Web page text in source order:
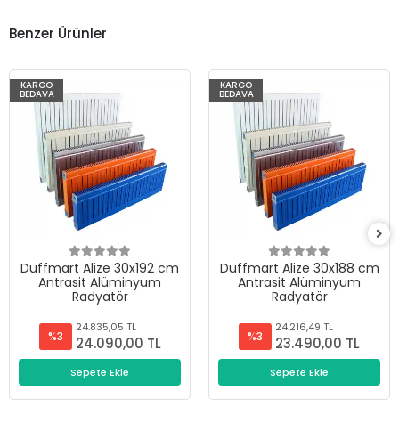
Benzer Ürünler
KARGO
BEDAVA
Duffmart Alize 30x192 cm
Antrasit Alüminyum
Radyatör
%3
24.835,05 TL
24.090,00 TL
Sepete Ekle
KARGO
BEDAVA
Duffmart Alize 30x188 cm
Antrasit Alüminyum
Radyatör
%3
24.216,49 TL
23.490,00 TL
Sepete Ekle